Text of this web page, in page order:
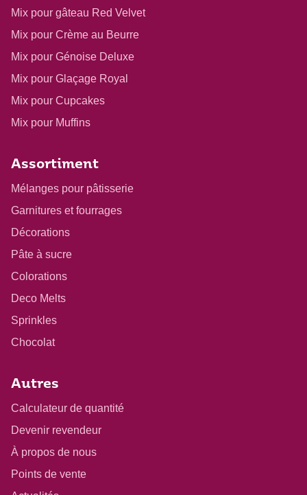
Mix pour gâteau Red Velvet
Mix pour Crème au Beurre
Mix pour Génoise Deluxe
Mix pour Glaçage Royal
Mix pour Cupcakes
Mix pour Muffins
Assortiment
Mélanges pour pâtisserie
Garnitures et fourrages
Décorations
Pâte à sucre
Colorations
Deco Melts
Sprinkles
Chocolat
Autres
Calculateur de quantité
Devenir revendeur
À propos de nous
Points de vente